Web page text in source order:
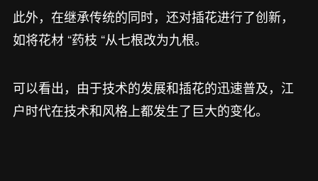
此外，在继承传统的同时，还对插花进行了创新，
如将花材 “药枝 “从七根改为九根。
可以看出，由于技术的发展和插花的迅速普及，江
户时代在技术和风格上都发生了巨大的变化。